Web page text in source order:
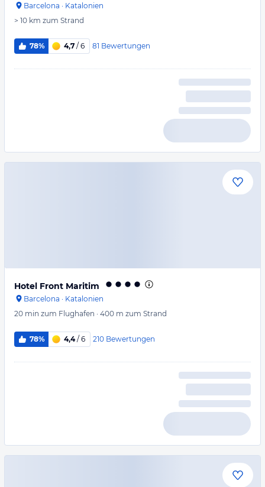
Barcelona · Katalonien
> 10 km zum Strand
78% 4,7 / 6 81 Bewertungen
Hotel Front Maritim
Barcelona · Katalonien
20 min zum Flughafen · 400 m zum Strand
78% 4,4/ 6 210 Bewertungen